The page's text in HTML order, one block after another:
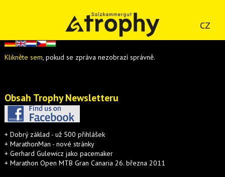
CZ
Klikněte sem, pokud se zpráva nezobrazí správně.
Obsah Trophy Newsletteru
+ Dobrý základ - už 500 přihlášek
+ MarathonMan - nové stránky
+ Gerhard Gulewicz jako pacemaker
+ Marathon Open MTB Gran Canaria 26. března 2011